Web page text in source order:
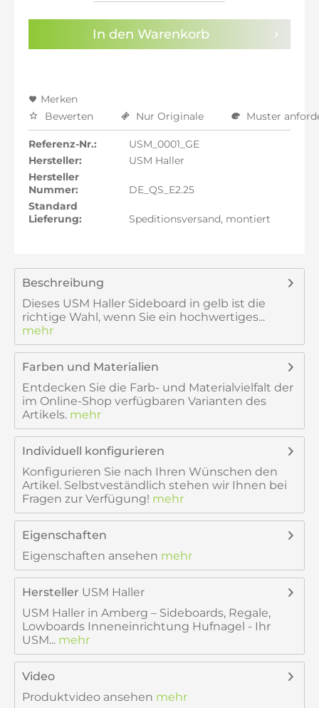
Sie haben dieDatenschutzbestimmungenzur
Kenntnis genommen.
In den Warenkorb
Merken
Bewerten
Nur Originale Muster
Referenz-Nr.:
USM_0001_GE
Hersteller:
USM Haller
Hersteller
Nummer:
DE_QS_E2.25
Standard
Lieferung:
Speditionsversand, montiert
Beschreibung
Dieses USM Haller Sideboard in gelb ist die
richtige Wahl, wenn Sie ein hochwertiges...
mehr
Farben und Materialien
Entdecken Sie die Farb- und Materialvielfalt der
im Online-Shop verfügbaren Varianten des
Artikels. mehr
Individuell konfigurieren
Konfigurieren Sie nach Ihren Wünschen den
Artikel. Selbstveständlich stehen wir Ihnen bei
Fragen zur Verfügung! mehr
Eigenschaften
Eigenschaften ansehen mehr
Hersteller USM Haller
USM Haller in Amberg – Sideboards, Regale,
Lowboards Inneneinrichtung Hufnagel - Ihr
USM... mehr
Video
Produktvideo ansehen mehr